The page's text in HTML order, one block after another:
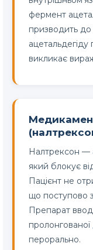
фермент
призводить
викликає
Налтрексон —
який блокує
Пацієнт не
що поступово
Препарат
пролонгованої
перорально.